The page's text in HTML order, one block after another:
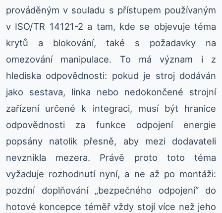
prováděným v souladu s přístupem používaným
v ISO/TR 14121-2 a tam, kde se objevuje téma
krytů a blokování, také s požadavky na
omezování manipulace. To má význam i z
hlediska odpovědnosti: pokud je stroj dodáván
jako sestava, linka nebo nedokončené strojní
zařízení určené k integraci, musí být hranice
odpovědnosti za funkce odpojení energie
popsány natolik přesně, aby mezi dodavateli
nevznikla mezera. Právě proto toto téma
vyžaduje rozhodnutí nyní, a ne až po montáži:
pozdní doplňování „bezpečného odpojení“ do
hotové koncepce téměř vždy stojí více než jeho